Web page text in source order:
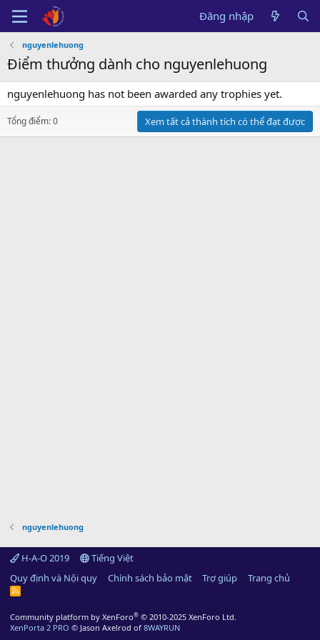
Đăng nhập
nguyenlehuong
Điểm thưởng dành cho nguyenlehuong
nguyenlehuong has not been awarded any trophies yet.
Tổng điểm: 0 Xem tất cả thành tích có thể đạt được
nguyenlehuong
H-A-O 2019
Tiếng Việt
Quy định và Nội quy
Chính sách bảo mật Trợ giúp Trang chủ
R
Community platform by XenForo® © 2010-2025 XenForo Ltd.
XenPorta 2 PRO © Jason Axelrod of 8WAYRUN